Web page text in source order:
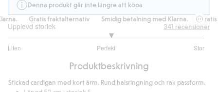
Denna produkt går inte längre att köpa
Gratis fraktalternativ Smidig betalning med Klarna. Gratis
Upplevd storlek
Liten Perfekt Stor
utav
275
341 recensioner
Produktbeskrivning
Stickad cardigan med kort ärm. Rund halsringning och rak passform.